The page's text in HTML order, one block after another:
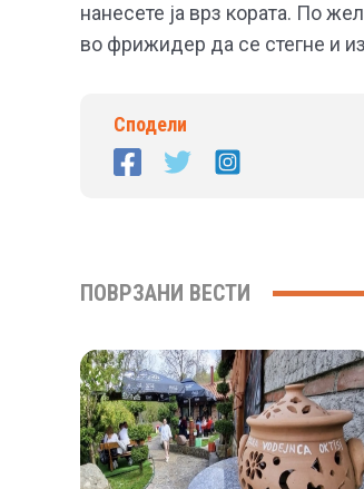
нанесете ја врз кората. По
во фрижидер да се стегне и
Сподели
ПОВРЗАНИ ВЕСТИ